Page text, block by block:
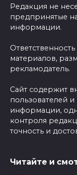
Редакция не
предпринятые
информации.
материалов,
рекламодатель.
Сайт содержит
пользователей
информации,
контроля
точность и
Читайте и